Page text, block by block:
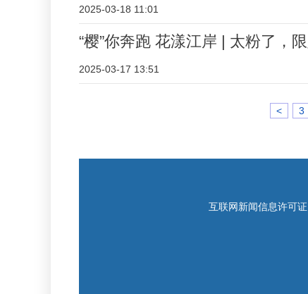
2025-03-18 11:01
“樱”你奔跑 花漾江岸 | 太粉了，
2025-03-17 13:51
< 3
互联网新闻信息许可